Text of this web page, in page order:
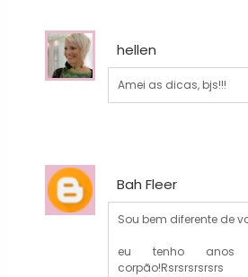
hellen
Amei as dicas, bjs!!!
Bah Fleer
Sou bem diferente de
eu tenho
corpão!Rsrsrsrsrsrs